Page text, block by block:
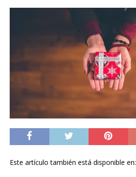
Este artículo también está disponible en: